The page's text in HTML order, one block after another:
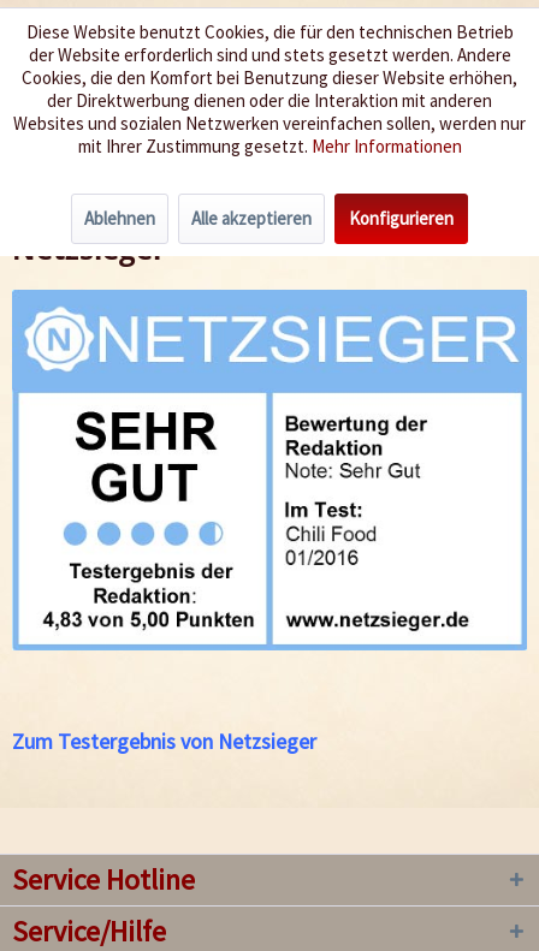
Wir würzen Ihr Leben
Menü
Netzsieger - Testergebnis 2016 - chili-shop24.de
Netzsieger
Zum Testergebnis von Netzsieger
Service Hotline
Service/Hilfe
Diese Website benutzt Cookies, die für den technischen Betrieb
der Website erforderlich sind und stets gesetzt werden. Andere
Cookies, die den Komfort bei Benutzung dieser Website erhöhen,
der Direktwerbung dienen oder die Interaktion mit anderen
Websites und sozialen Netzwerken vereinfachen sollen, werden nur
mit Ihrer Zustimmung gesetzt. Mehr Informationen
Ablehnen Alle akzeptieren Konfigurieren